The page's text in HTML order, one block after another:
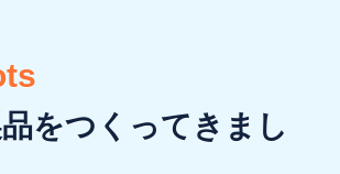
をつくってきまし